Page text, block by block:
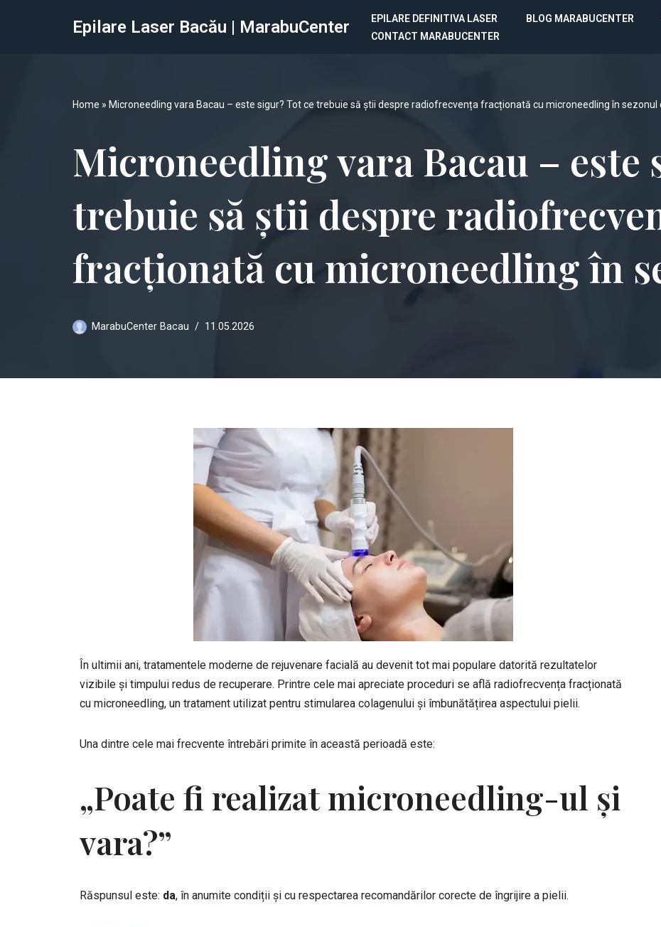
Epilare Laser Bacău | MarabuCenter EPILARE DEFINITIVA LASER BLOG MARABUCENTER
CONTACT MARABUCENTER
Home » Microneedling vara Bacau – este sigur? Tot ce trebuie să știi despre radiofrecvența fracționată cu microneedling în sezonul
Microneedling vara Bacau – este
trebuie să știi despre
fracționată cu microneedling în
MarabuCenter Bacau 11.05.2026
În ultimii ani, tratamentele moderne de rejuvenare facială au devenit tot mai populare datorită rezultatelor
vizibile și timpului redus de recuperare. Printre cele mai apreciate proceduri se află radiofrecvența fracționată
cu microneedling, un tratament utilizat pentru stimularea colagenului și îmbunătățirea aspectului pielii.
Una dintre cele mai frecvente întrebări primite în această perioadă este:
„Poate fi realizat microneedling-ul și
vara?”
Răspunsul este: da, în anumite condiții și cu respectarea recomandărilor corecte de îngrijire a pielii.